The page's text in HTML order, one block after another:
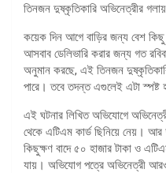
তিনজন দুষ্কৃতিকারি অভিনেত্রীর
কয়েক দিন আগে বাড়ির জন্য বেশ
আসবাব ডেলিভারি করার জন্য গত
অনুমান করছে, এই তিনজন
পারে। তবে তদন্ত এগুলেই এটা স্পষ্ট
এই ঘটনার লিখিত অভিযোগে
থেকে এটিএম কার্ড ছিনিয়ে নেয়।
কিছুক্ষণ বাদে ৫০ হাজার টাকা ও
যায়। অভিযোগ পত্রে অভিনেত্রী